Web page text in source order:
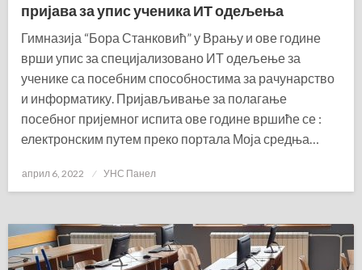
пријава за упис ученика ИТ одељења
Гимназија “Бора Станковић” у Врању и ове године
врши упис за специјализовано ИТ одељење за
ученике са посебним способностима за рачунарство
и информатику. Пријављивање за полагање
посебног пријемног испита ове године вршиће се :
електронским путем преко портала Моја средња…
Posted
април 6, 2022 УНС Панел